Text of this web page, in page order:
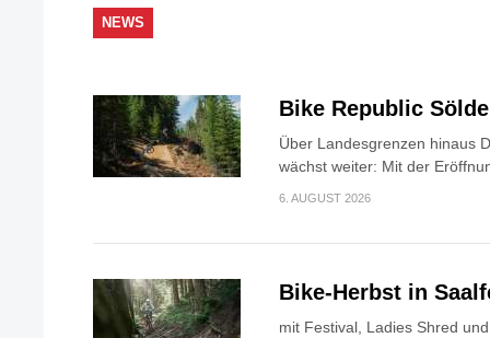
NEWS
Bike Republic
Über Landesgrenzen hinaus
wächst weiter: Mit der
6. AUGUST 2026
Bike-Herbst in
mit Festival, Ladies Shred